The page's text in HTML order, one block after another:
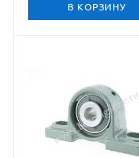
В КОРЗИНУ